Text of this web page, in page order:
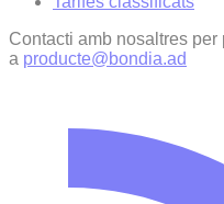
Contacti amb nosaltres
a producte@bondia.ad